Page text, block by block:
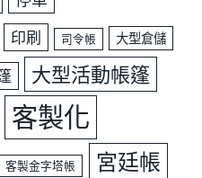
印刷 司令帳 大型倉儲
大型活動帳篷
客製化
客製金字塔帳 宮廷帳